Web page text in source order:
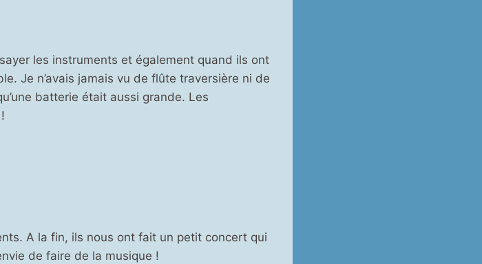
les instruments et également quand ils ont
Je n’avais jamais vu de flûte traversière ni de
batterie était aussi grande. Les
A la fin, ils nous ont fait un petit concert qui
de faire de la musique !